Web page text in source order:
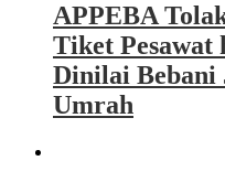
APPEBA
Tiket Pesawat
Dinilai Bebani
Umrah